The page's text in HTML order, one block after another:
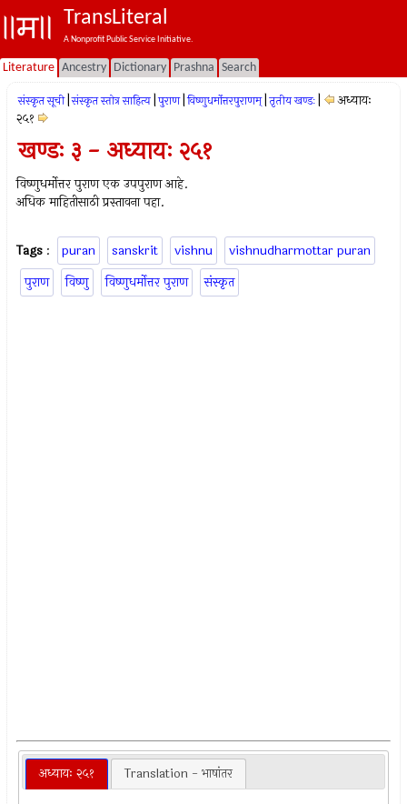
TransLiteral
A Nonprofit Public Service Initiative.
Literature Ancestry Dictionary Prashna Search
संस्कृत सूची संस्कृत स्तोत्र साहित्य पुराण विष्णुधर्मोत्तरपुराणम् तृतीय खण्डः
अध्यायः
२५१
खण्डः ३ - अध्यायः २५१
विष्णुधर्मोत्तर पुराण एक उपपुराण आहे.
अधिक माहितीसाठी प्रस्तावना पहा.
Tags : puran sanskrit vishnu
vishnudharmottar puran
पुराण
विष्णु विष्णुधर्मोत्तर पुराण संस्कृत
अध्यायः २५१ Translation - भाषांतर